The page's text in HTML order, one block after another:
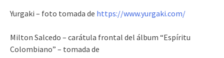
Yurgaki – foto tomada de https://www.yurgaki.com/
Milton Salcedo – carátula frontal del álbum “Espíritu
Colombiano” – tomada de